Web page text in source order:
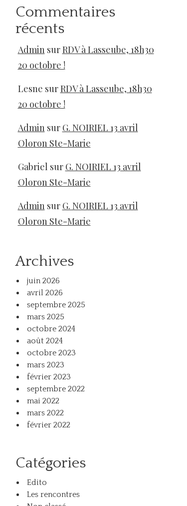
Commentaires
récents
AdminsurRDV à Lasseube, 18h30
20 octobre !
Lesne surRDV à Lasseube, 18h30
20 octobre !
Adminsur G. NOIRIEL 13 avril
Oloron Ste-Marie
Gabriel sur G. NOIRIEL 13 avril
Oloron Ste-Marie
Adminsur G. NOIRIEL 13 avril
Oloron Ste-Marie
Archives
juin 2026
avril 2026
septembre 2025
mars 2025
octobre 2024
août 2024
octobre 2023
mars 2023
février 2023
septembre 2022
mai 2022
mars 2022
février 2022
Catégories
Edito
Les rencontres